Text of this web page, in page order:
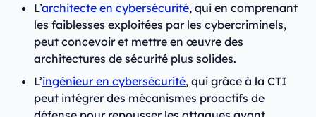
L’architecte en cybersécurité, qui en comprenant
les faiblesses exploitées par les cybercriminels,
peut concevoir et mettre en œuvre des
architectures de sécurité plus solides.
L’ingénieur en cybersécurité, qui grâce à la CTI
peut intégrer des mécanismes proactifs de